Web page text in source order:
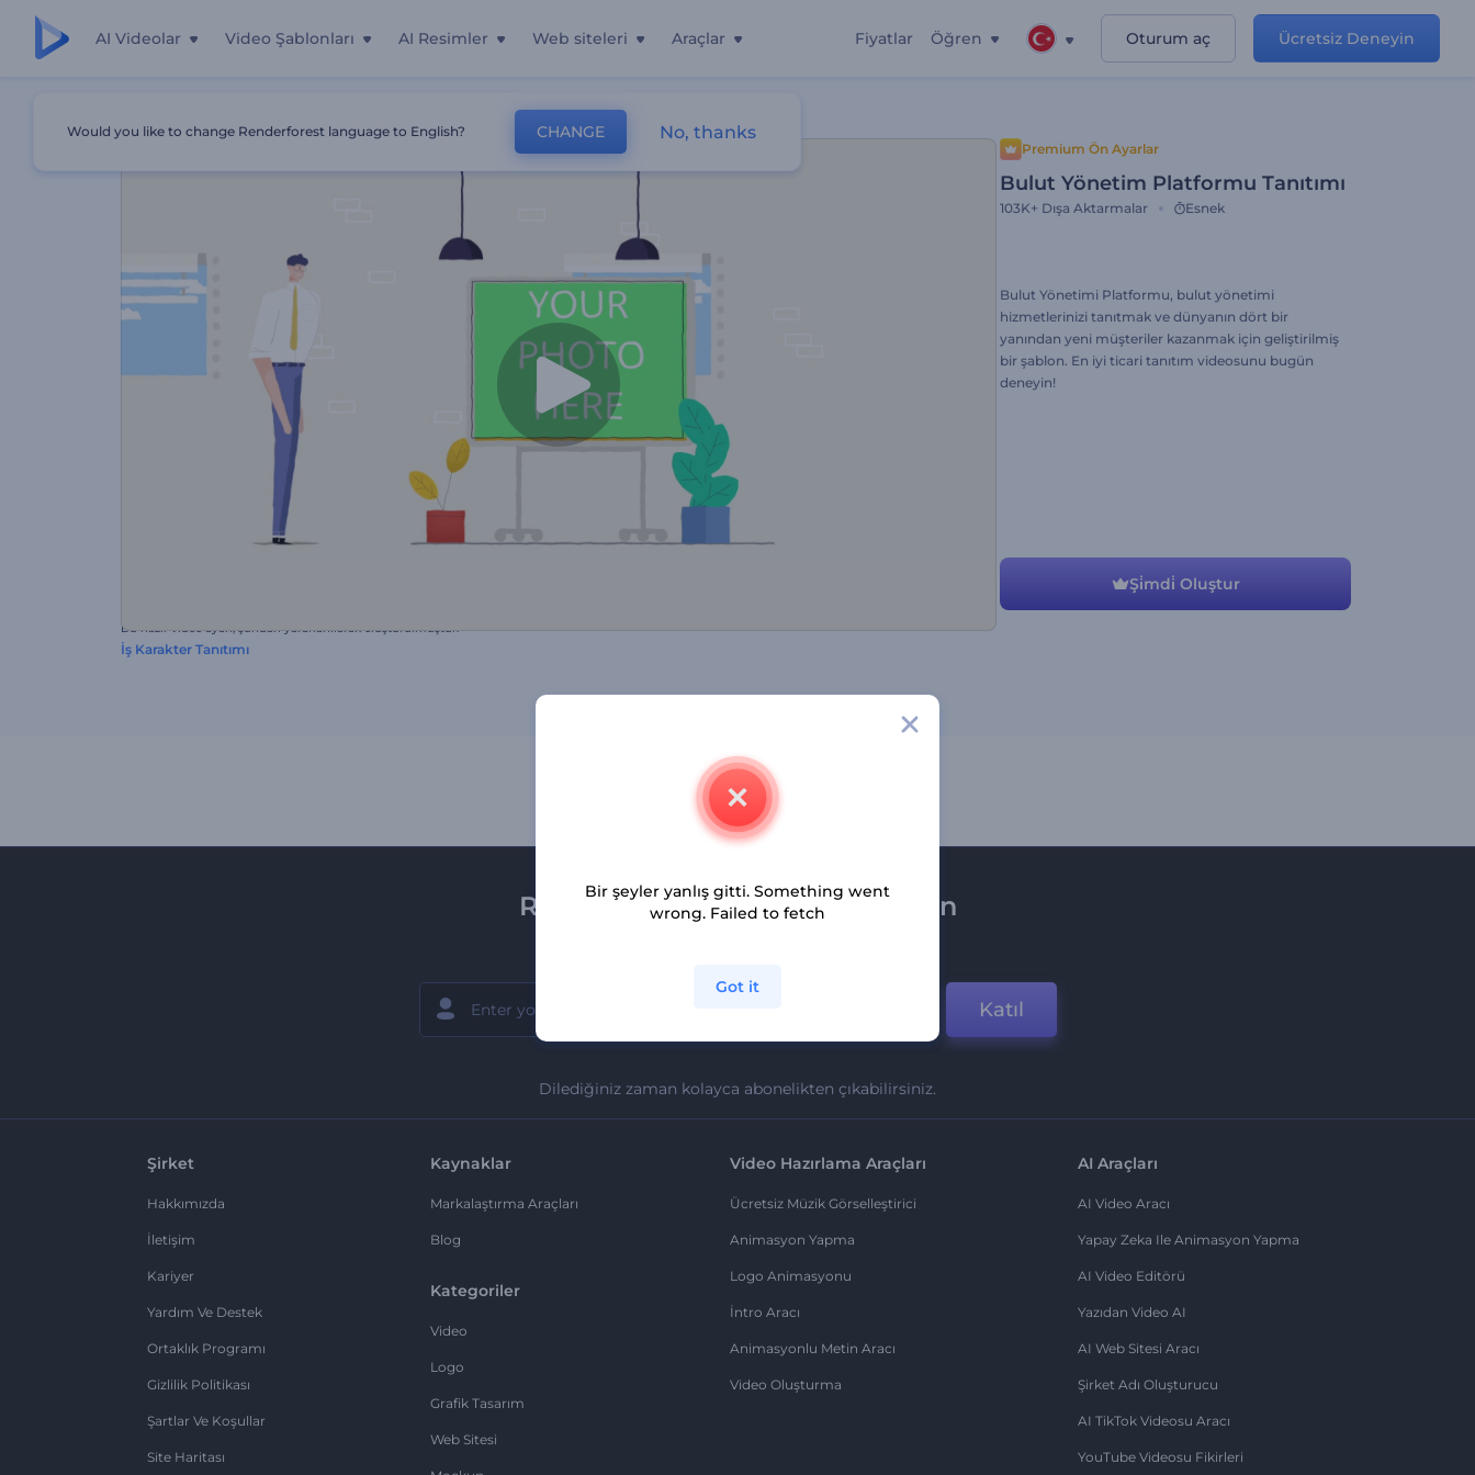
AI Videolar Video Şablonları AI Resimler Web siteleri Araçlar Fiyatlar Öğren Oturum aç Ücretsiz Deneyin
Premium Ön Ayarlar
Bulut Yönetim Platformu Tanıtımı
103K+ Dışa Aktarmalar Esnek
Bulut Yönetimi Platformu, bulut yönetimi
hizmetlerinizi tanıtmak ve dünyanın dört bir
yanından yeni müşteriler kazanmak için geliştirilmiş
bir şablon. En iyi ticari tanıtım videosunu bugün
deneyin!
Şi̇mdi̇ Oluştur
Bu hazır video ayarı, şundan yararlanılarak oluşturulmuştur:
İş Karakter Tanıtımı
Renderforest bültenine üye olun
Katıl
Dilediğiniz zaman kolayca abonelikten çıkabilirsiniz.
Şirket
Hakkımızda
İletişim
Kariyer
Yardım Ve Destek
Ortaklık Programı
Gizlilik Politikası
Şartlar Ve Koşullar
Site Haritası
Kaynaklar
Markalaştırma Araçları
Blog
Kategoriler
Video
Logo
Grafik Tasarım
Web Sitesi
Video Hazırlama Araçları
Ücretsiz Müzik Görselleştirici
Animasyon Yapma
Logo Animasyonu
İntro Aracı
Animasyonlu Metin Aracı
Video Oluşturma
AI Araçları
AI Video Aracı
Yapay Zeka Ile Animasyon Yapma
AI Video Editörü
Yazıdan Video AI
AI Web Sitesi Aracı
Şirket Adı Oluşturucu
AI TikTok Videosu Aracı
YouTube Videosu Fikirleri
Would you like to change Renderforest language to English? CHANGE No, thanks
Bir şeyler yanlış gitti. Something went
wrong. Failed to fetch
Got it